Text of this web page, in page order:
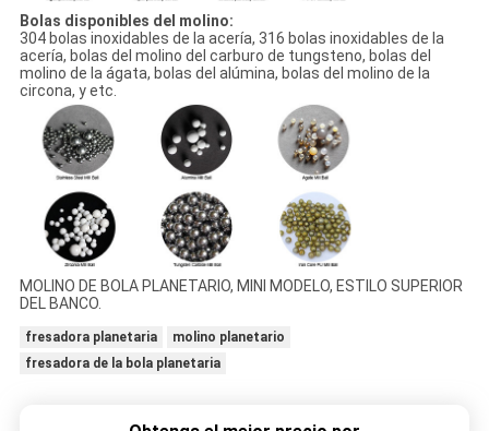
Bolas disponibles del molino:
304 bolas inoxidables de la acería, 316 bolas inoxidables de la
acería, bolas del molino del carburo de tungsteno, bolas del
molino de la ágata, bolas del alúmina, bolas del molino de la
circona, y etc.
MOLINO DE BOLA PLANETARIO, MINI MODELO, ESTILO SUPERIOR
DEL BANCO.
fresadora planetaria
molino planetario
fresadora de la bola planetaria